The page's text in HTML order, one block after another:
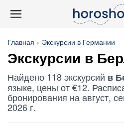
Главная Экскурсии в Германии
Экскурсии в
Найдено 118 экскурсий в
языке, цены от €12.
бронирования на август,
2026 г.